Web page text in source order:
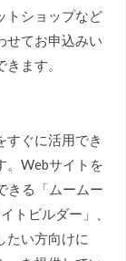
トショップなど
せてお申込みい
ます。
すぐに活用でき
。Webサイトを
きる「ムームー
トビルダー」、
たい方向けに